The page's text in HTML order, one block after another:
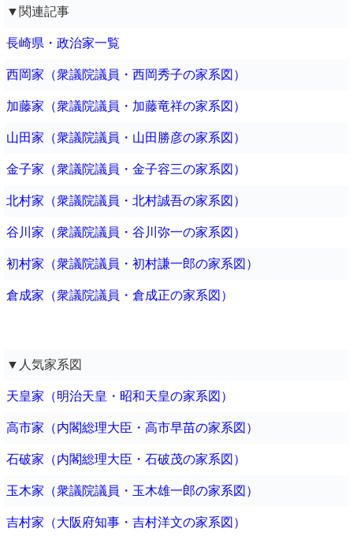
▼関連記事
長崎県・政治家一覧
西岡家（衆議院議員・西岡秀子の家系図）
加藤家（衆議院議員・加藤竜祥の家系図）
山田家（衆議院議員・山田勝彦の家系図）
金子家（衆議院議員・金子容三の家系図）
北村家（衆議院議員・北村誠吾の家系図）
谷川家（衆議院議員・谷川弥一の家系図）
初村家（衆議院議員・初村謙一郎の家系図）
倉成家（衆議院議員・倉成正の家系図）
▼人気家系図
天皇家（明治天皇・昭和天皇の家系図）
高市家（内閣総理大臣・高市早苗の家系図）
石破家（内閣総理大臣・石破茂の家系図）
玉木家（衆議院議員・玉木雄一郎の家系図）
吉村家（大阪府知事・吉村洋文の家系図）